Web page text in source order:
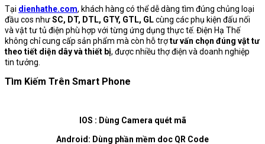
Tại dienhathe.com, khách hàng có thể dễ dàng tìm đúng chủng loại
đầu cos nhưSC, DT, DTL, GTY, GTL, GLcùng các phụ kiện đấu nối
và vật tư tủ điện phù hợp với từng ứng dụng thực tế. Điện Hạ Thế
không chỉ cung cấp sản phẩm mà còn hỗ trợtư vấn chọn đúng vật tư
theo tiết diện dây và thiết bị, được nhiều thợ điện và doanh nghiệp
tin tưởng.
Tìm Kiếm Trên Smart Phone
IOS : Dùng Camera quét mã
Android: Dùng phần mềm doc QR Code